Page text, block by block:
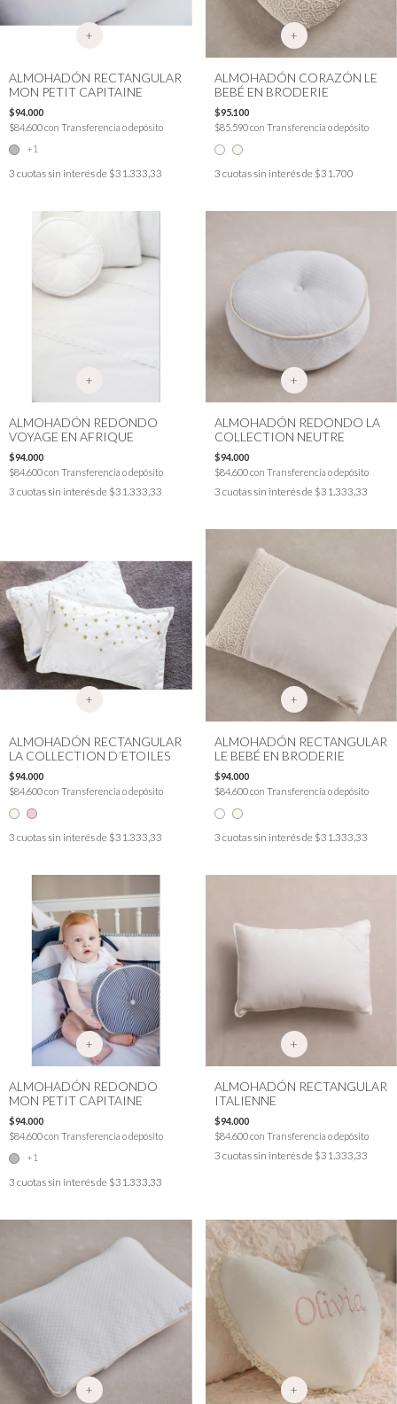
+
ALMOHADÓN RECTANGULAR
MON PETIT CAPITAINE
$94.000
$84.600con Transferencia o depósito
+1
3 cuotas sin interés de $31.333,33
+
ALMOHADÓN CORAZÓN LE
BEBÉ EN BRODERIE
$95.100
$85.590con Transferencia o depósito
3 cuotas sin interés de $31.700
+
ALMOHADÓN REDONDO
VOYAGE EN AFRIQUE
$94.000
$84.600con Transferencia o depósito
3 cuotas sin interés de $31.333,33
+
ALMOHADÓN REDONDO LA
COLLECTION NEUTRE
$94.000
$84.600con Transferencia o depósito
3 cuotas sin interés de $31.333,33
+
ALMOHADÓN RECTANGULAR
LA COLLECTION D´ETOILES
$94.000
$84.600con Transferencia o depósito
3 cuotas sin interés de $31.333,33
+
ALMOHADÓN RECTANGULAR
LE BEBÉ EN BRODERIE
$94.000
$84.600con Transferencia o depósito
3 cuotas sin interés de $31.333,33
+
ALMOHADÓN REDONDO
MON PETIT CAPITAINE
$94.000
$84.600con Transferencia o depósito
+1
3 cuotas sin interés de $31.333,33
+
ALMOHADÓN RECTANGULAR
ITALIENNE
$94.000
$84.600con Transferencia o depósito
3 cuotas sin interés de $31.333,33
+ +